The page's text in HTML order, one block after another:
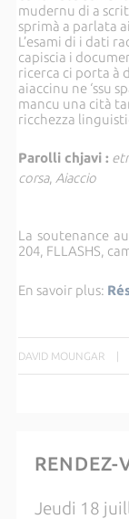
mudernu di a
sprimà a parlata
L’esami di i dati
capiscia i
ricerca ci porta à
aiaccinu ne ‘ssu
mancu una cità
ricchezza
Parolli chjavi :
corsa, Aiaccio
La soutenance
204, FLLASHS,
En savoir plus:
DAVID MOUNGAR |
RENDEZ-
Jeudi 18